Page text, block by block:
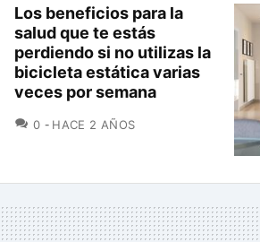
Los beneficios para la
salud que te estás
perdiendo si no utilizas la
bicicleta estática varias
veces por semana
0 COMENTARIOS
HACE 2 AÑOS